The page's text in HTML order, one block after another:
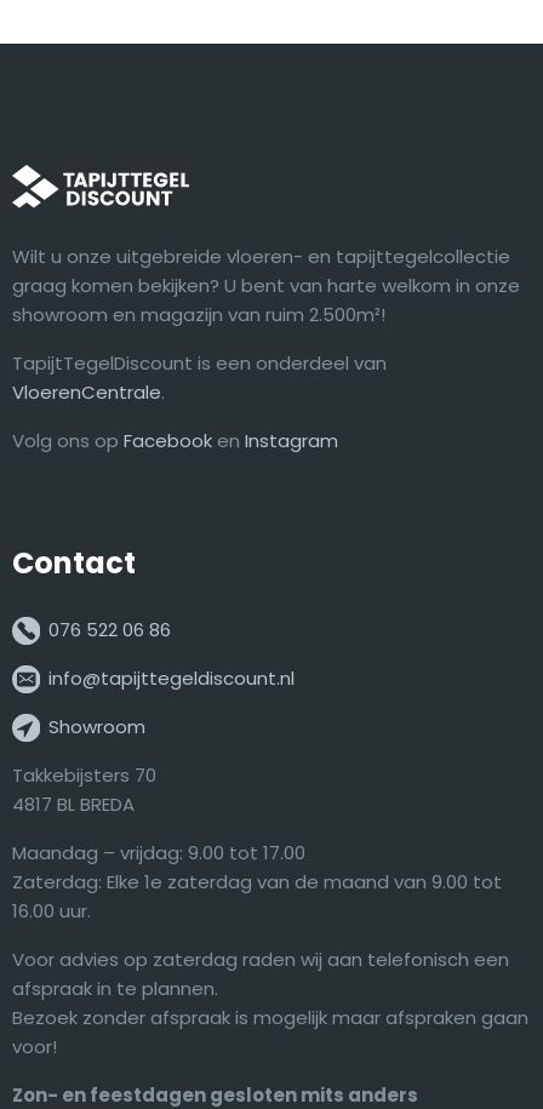
Wilt u onze uitgebreide vloeren- en tapijttegelcollectie
graag komen bekijken? U bent van harte welkom in onze
showroom en magazijn van ruim 2.500m²!
TapijtTegelDiscount is een onderdeel van
VloerenCentrale.
Volg ons op Facebook en Instagram
Contact
076 522 06 86
info@tapijttegeldiscount.nl
Showroom
Takkebijsters 70
4817 BL BREDA
Maandag – vrijdag: 9.00 tot 17.00
Zaterdag: Elke 1e zaterdag van de maand van 9.00 tot
16.00 uur.
Voor advies op zaterdag raden wij aan telefonisch een
afspraak in te plannen.
Bezoek zonder afspraak is mogelijk maar afspraken gaan
voor!
Zon- en feestdagen gesloten mits anders